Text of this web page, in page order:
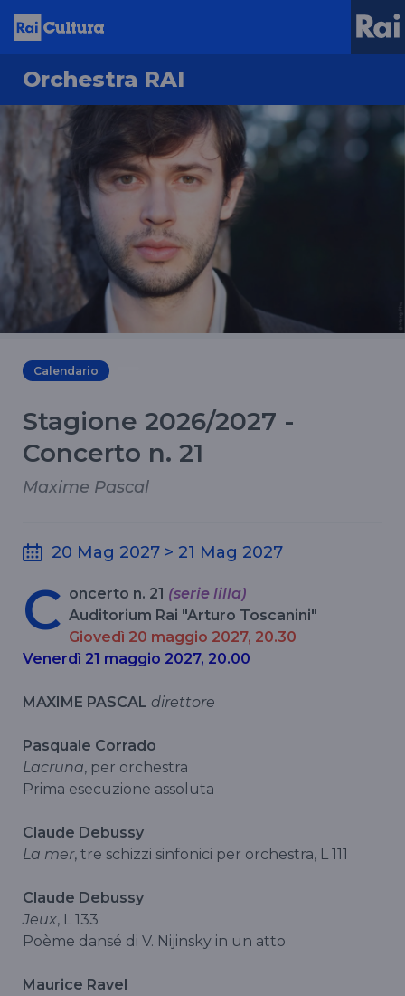
Orchestra RAI
Calendario
Stagione 2026/2027 -
Concerto n. 21
Maxime Pascal
20 Mag 2027 > 21 Mag 2027
C oncerto n. 21 (serie lilla)
Auditorium Rai "Arturo Toscanini"
Giovedì 20 maggio 2027, 20.30
Venerdì 21 maggio 2027, 20.00
MAXIME PASCAL direttore
Pasquale Corrado
Lacruna, per orchestra
Prima esecuzione assoluta
Claude Debussy
La mer, tre schizzi sinfonici per orchestra, L 111
Claude Debussy
Jeux, L 133
Poème dansé di V. Nijinsky in un atto
Maurice Ravel